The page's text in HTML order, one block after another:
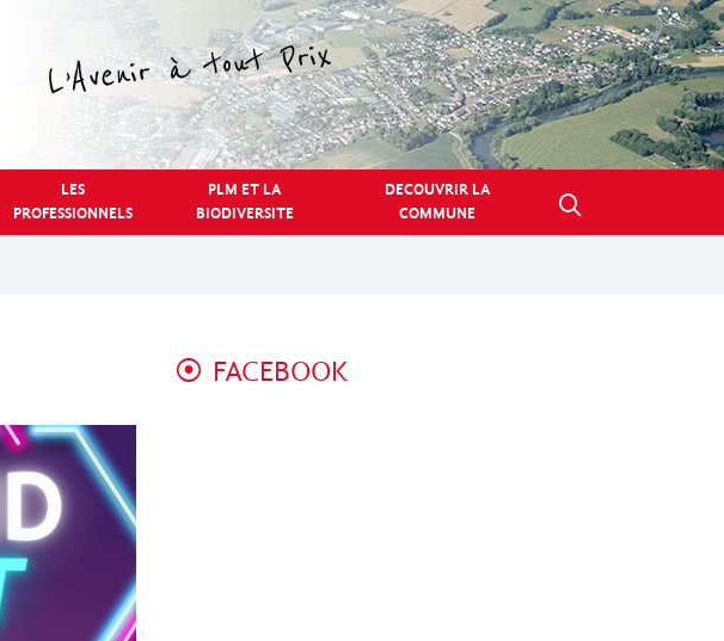
LES
PROFESSIONNELS
PLM ET LA
BIODIVERSITE
DECOUVRIR LA
COMMUNE
FACEBOOK